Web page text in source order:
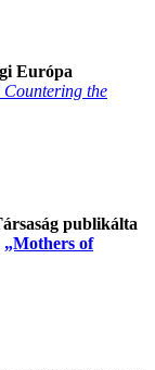
Európa
the
publikálta
„Mothers of